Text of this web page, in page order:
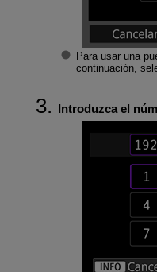
Para usar una
continuación,
Introduzca el